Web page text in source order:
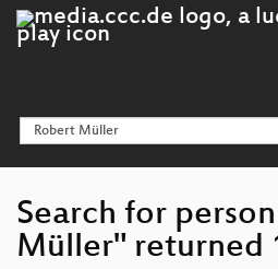
Search for
Müller" returned